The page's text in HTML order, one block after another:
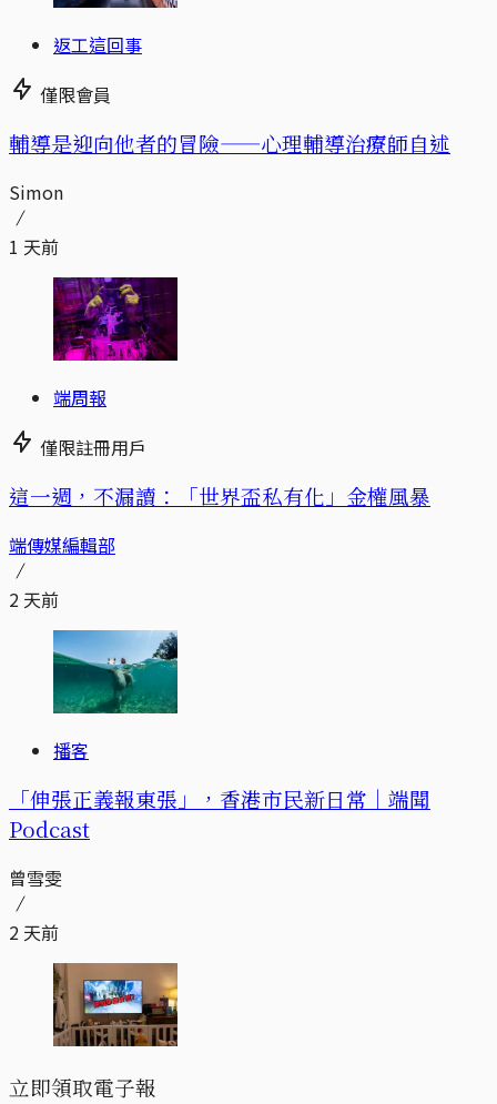
返工這回事
僅限會員
輔導是迎向他者的冒險——心理輔導治療師自述
Simon
1 天前
端周報
僅限註冊用戶
這一週，不漏讀：「世界盃私有化」金權風暴
端傳媒編輯部
2 天前
播客
「伸張正義報東張」，香港市民新日常｜端聞
Podcast
曾雪雯
2 天前
立即領取電子報